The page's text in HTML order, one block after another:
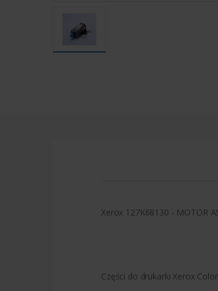
Xerox 127K68130 - MOTOR
Części do drukarki Xerox